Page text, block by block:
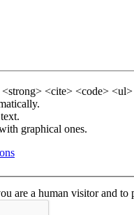
<cite> <code>
graphical ones.
are a human visitor and to